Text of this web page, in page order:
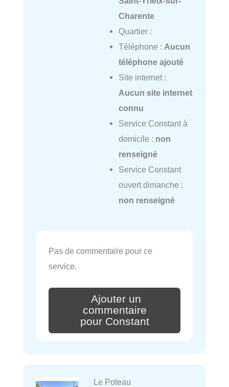
Charente
Quartier :
Téléphone : Aucun
téléphone ajouté
Site internet :
Aucun site internet
connu
Service Constant à
domicile : non
renseigné
Service Constant
ouvert dimanche :
non renseigné
Pas de commentaire pour ce
service.
Ajouter un
commentaire
pour Constant
Le Poteau